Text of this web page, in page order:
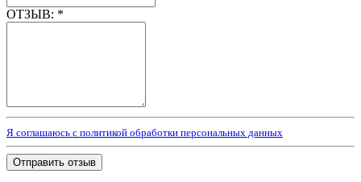
ОТЗЫВ: *
Я соглашаюсь с политикой обработки персональных данных
Отправить отзыв